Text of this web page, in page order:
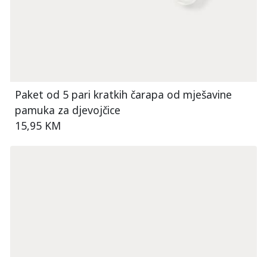
Paket od 5 pari kratkih čarapa od mješavine
pamuka za djevojčice
15,95 KM